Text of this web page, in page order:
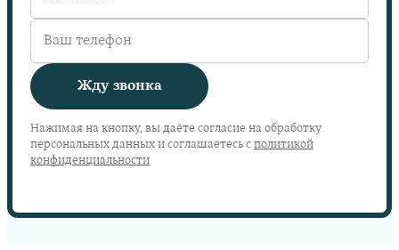
Жду звонка
Нажимая на кнопку, вы даёте согласие на обработку
персональных данных и соглашаетесь с политикой
конфиденциальности